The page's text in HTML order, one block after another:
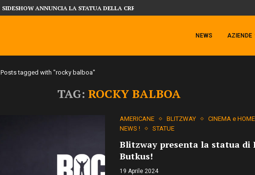
DAL MONDO DEGLI X-MEN ARRIVA TEMPESTA TARGATA SIDESHOW!
NEWS AZIENDE
Posts tagged with "rocky balboa"
TAG: ROCKY BALBOA
AMERICANE BLITZWAY
CINEMA e
NEWS !
STATUE
Blitzway presenta la statua di
Butkus!
19 Aprile 2024